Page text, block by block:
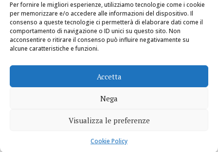
Per fornire le migliori esperienze, utilizziamo tecnologie come i cookie
per memorizzare e/o accedere alle informazioni del dispositivo. Il
consenso a queste tecnologie ci permetterà di elaborare dati come il
comportamento di navigazione o ID unici su questo sito. Non
acconsentire o ritirare il consenso può influire negativamente su
alcune caratteristiche e funzioni.
Accetta
Nega
Visualizza le preferenze
Cookie Policy